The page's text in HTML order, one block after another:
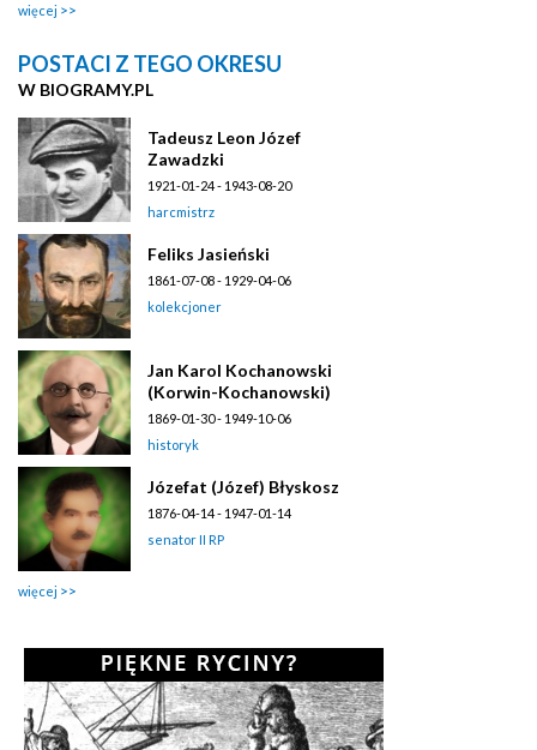
więcej
POSTACI Z TEGO OKRESU
W BIOGRAMY.PL
Tadeusz Leon Józef
Zawadzki
1921-01-24 - 1943-08-20
harcmistrz
Feliks Jasieński
1861-07-08 - 1929-04-06
kolekcjoner
Jan Karol Kochanowski
(Korwin-Kochanowski)
1869-01-30 - 1949-10-06
historyk
Józefat (Józef) Błyskosz
1876-04-14 - 1947-01-14
senator II RP
więcej